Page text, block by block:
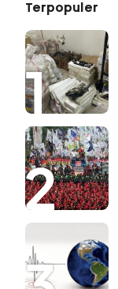
Terpopuler